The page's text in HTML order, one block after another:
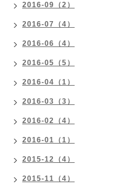
2016-09（2）
2016-07（4）
2016-06（4）
2016-05（5）
2016-04（1）
2016-03（3）
2016-02（4）
2016-01（1）
2015-12（4）
2015-11（4）